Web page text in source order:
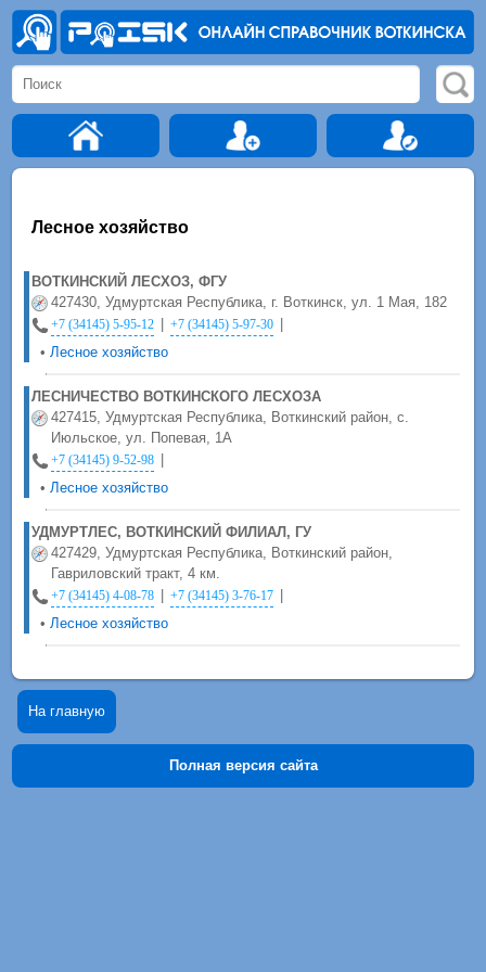
Лесное хозяйство
ВОТКИНСКИЙ ЛЕСХОЗ, ФГУ
427430, Удмуртская Республика, г. Воткинск, ул. 1 Мая, 182
+7 (34145) 5-95-12 | +7 (34145) 5-97-30 |
• Лесное хозяйство
ЛЕСНИЧЕСТВО ВОТКИНСКОГО ЛЕСХОЗА
427415, Удмуртская Республика, Воткинский район, с.
Июльское, ул. Попевая, 1А
+7 (34145) 9-52-98 |
• Лесное хозяйство
УДМУРТЛЕС, ВОТКИНСКИЙ ФИЛИАЛ, ГУ
427429, Удмуртская Республика, Воткинский район,
Гавриловский тракт, 4 км.
+7 (34145) 4-08-78 | +7 (34145) 3-76-17 |
• Лесное хозяйство
На главную
Полная версия сайта